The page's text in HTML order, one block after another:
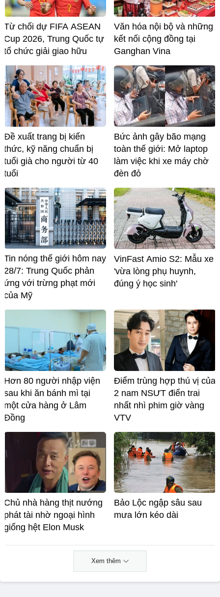
Từ chối dự FIFA ASEAN
Cup 2026, Trung Quốc tự
tổ chức giải giao hữu
Văn hóa nội bộ và những
kết nối cộng đồng tại
Ganghan Vina
Đề xuất trang bị kiến
thức, kỹ năng chuẩn bị
tuổi già cho người từ 40
tuổi
Bức ảnh gây bão mạng
toàn thế giới: Mở laptop
làm việc khi xe máy chờ
đèn đỏ
Tin nóng thế giới hôm nay
28/7: Trung Quốc phản
ứng với trừng phạt mới
của Mỹ
VinFast Amio S2: Mẫu xe
'vừa lòng phụ huynh,
đúng ý học sinh'
Hơn 80 người nhập viện
sau khi ăn bánh mì tại
một cửa hàng ở Lâm
Đồng
Điểm trùng hợp thú vị của
2 nam NSƯT điển trai
nhất nhì phim giờ vàng
VTV
Chủ nhà hàng thịt nướng
phát tài nhờ ngoại hình
giống hệt Elon Musk
Bảo Lộc ngập sâu sau
mưa lớn kéo dài
Xem thêm